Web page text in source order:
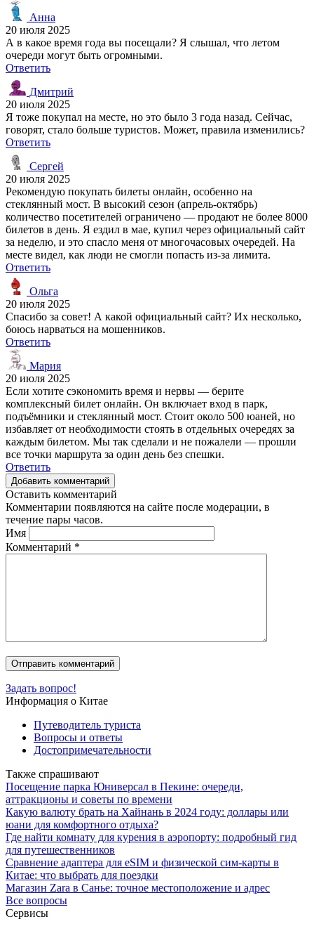
Анна
20 июля 2025
А в какое время года вы посещали? Я слышал, что летом
очереди могут быть огромными.
Ответить
Дмитрий
20 июля 2025
Я тоже покупал на месте, но это было 3 года назад. Сейчас,
говорят, стало больше туристов. Может, правила изменились?
Ответить
Сергей
20 июля 2025
Рекомендую покупать билеты онлайн, особенно на
стеклянный мост. В высокий сезон (апрель-октябрь)
количество посетителей ограничено — продают не более 8000
билетов в день. Я ездил в мае, купил через официальный сайт
за неделю, и это спасло меня от многочасовых очередей. На
месте видел, как люди не смогли попасть из-за лимита.
Ответить
Ольга
20 июля 2025
Спасибо за совет! А какой официальный сайт? Их несколько,
боюсь нарваться на мошенников.
Ответить
Мария
20 июля 2025
Если хотите сэкономить время и нервы — берите
комплексный билет онлайн. Он включает вход в парк,
подъёмники и стеклянный мост. Стоит около 500 юаней, но
избавляет от необходимости стоять в отдельных очередях за
каждым билетом. Мы так сделали и не пожалели — прошли
все точки маршрута за один день без спешки.
Ответить
Добавить комментарий
Оставить комментарий
Комментарии появляются на сайте после модерации, в
течение пары часов.
Имя
Комментарий *
Задать вопрос!
Информация о Китае
Путеводитель туриста
Вопросы и ответы
Достопримечательности
Также спрашивают
Посещение парка Юниверсал в Пекине: очереди,
аттракционы и советы по времени
Какую валюту брать на Хайнань в 2024 году: доллары или
юани для комфортного отдыха?
Где найти комнату для курения в аэропорту: подробный гид
для путешественников
Сравнение адаптера для eSIM и физической сим-карты в
Китае: что выбрать для поездки
Магазин Zara в Санье: точное местоположение и адрес
Все вопросы
Сервисы